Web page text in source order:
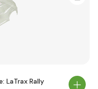
LaTrax Rally